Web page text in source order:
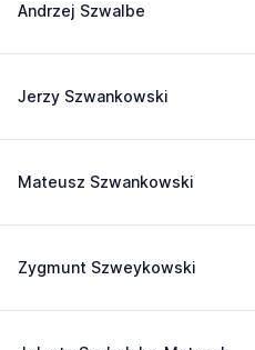
Andrzej Szwalbe
Jerzy Szwankowski
Mateusz Szwankowski
Zygmunt Szweykowski